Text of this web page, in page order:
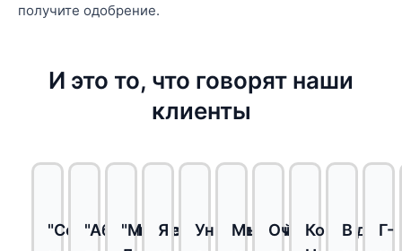
получите одобрение.
И это то, что говорят наши
клиенты
"Со
"Абсолютно
"Мистер
Я
Уникальный
Мы
ОченьКоманда
В
Г-